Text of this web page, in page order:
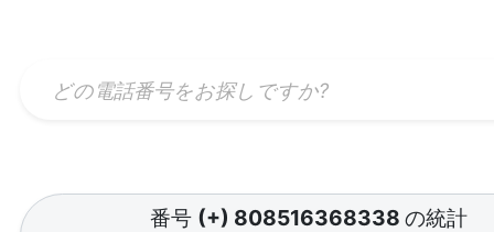
番号 (+) 808516368338 の統計